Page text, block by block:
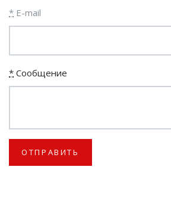
* E-mail
* Сообщение